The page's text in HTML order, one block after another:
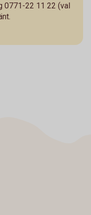
0771-22 11 22 (val